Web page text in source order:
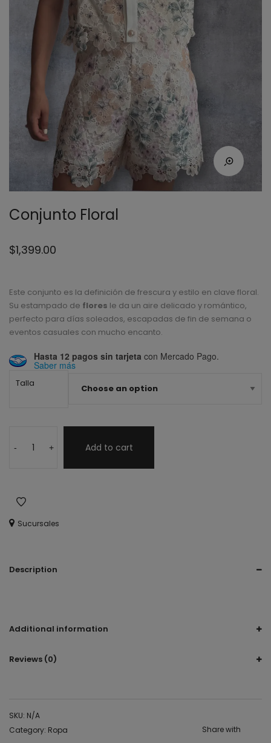
Conjunto Floral
$1,399.00
Este conjunto es la definición de frescura y estilo en clave floral.
Su estampado de flores le da un aire delicado y romántico,
perfecto para días soleados, escapadas de fin de semana o
eventos casuales con mucho encanto.
Hasta 12 pagos sin tarjeta con Mercado Pago.
Saber más
Talla
- + Add to cart
Sucursales
Description
Additional information
Reviews (0)
SKU: N/A
Category: Ropa Share with